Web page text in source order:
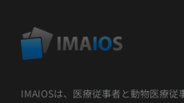
IMAIOSは、医療従事者と動物医療